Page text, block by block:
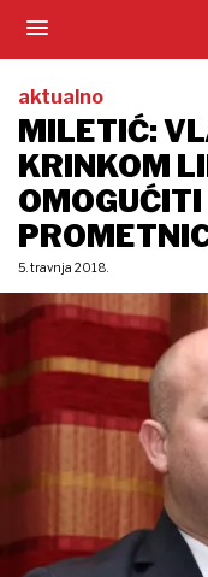
aktualno
MILETIĆ:
KRINKOM
5. travnja 2018.